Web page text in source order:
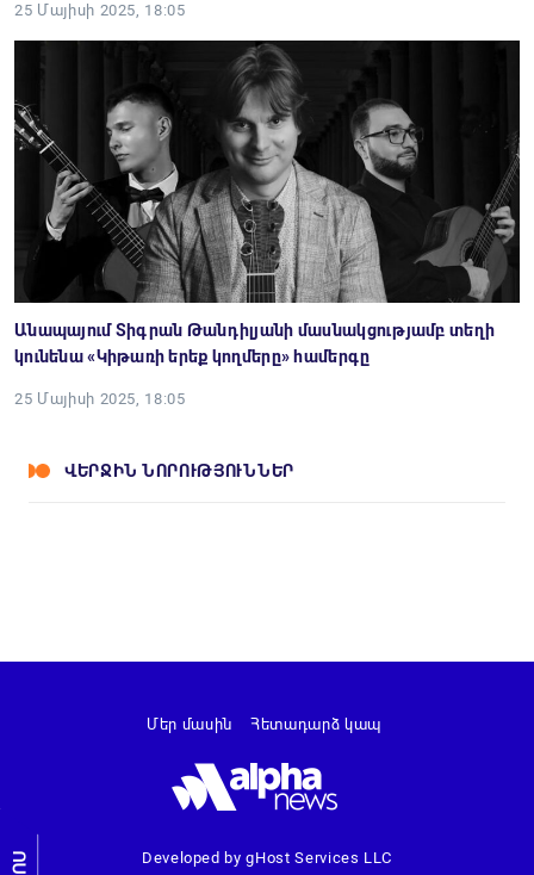
25 Մայիսի 2025, 18:05
Անապայում Տիգրան Թանդիլյանի մասնակցությամբ տեղի
կունենա «Կիթառի երեք կողմերը» համերգը
25 Մայիսի 2025, 18:05
ՎԵՐՋԻՆ ՆՈՐՈՒԹՅՈՒՆՆԵՐ
Developed by gHost Services LLC
Մեր մասին Հետադարձ կապ